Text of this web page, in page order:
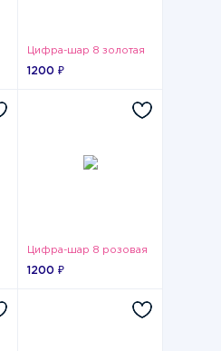
Цифра-шар 8 золотая
1200 ₽
Цифра-шар 8 розовая
1200 ₽